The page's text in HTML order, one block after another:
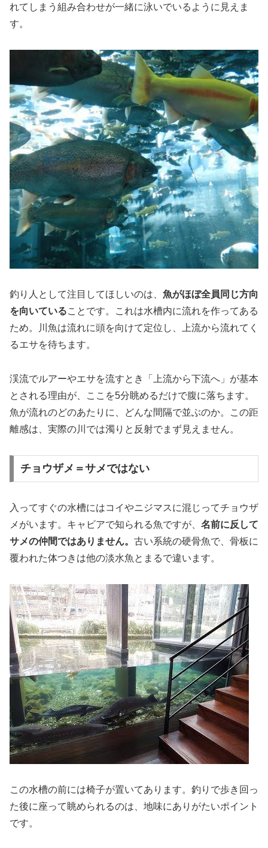
れてしまう組み合わせが一緒に泳いでいるように見えま
す。
釣り人として注目してほしいのは、 魚がほぼ全員同じ方向
を向いていることです。これは水槽内に流れを作ってある
ため。川魚は流れに頭を向けて定位し、上流から流れてく
るエサを待ちます。
渓流でルアーやエサを流すとき「上流から下流へ」が基本
とされる理由が、ここを5分眺めるだけで腹に落ちます。
魚が流れのどのあたりに、どんな間隔で並ぶのか。この距
離感は、実際の川では濁りと反射でまず見えません。
チョウザメ＝サメではない
入ってすぐの水槽にはコイやニジマスに混じってチョウザ
メがいます。キャビアで知られる魚ですが、 名前に反して
サメの仲間ではありません。 古い系統の硬骨魚で、骨板に
覆われた体つきは他の淡水魚とまるで違います。
この水槽の前には椅子が置いてあります。釣りで歩き回っ
た後に座って眺められるのは、地味にありがたいポイント
です。